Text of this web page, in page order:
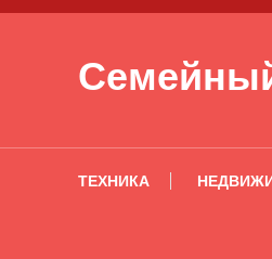
Перейти к содержимому
ТЕХНИКА